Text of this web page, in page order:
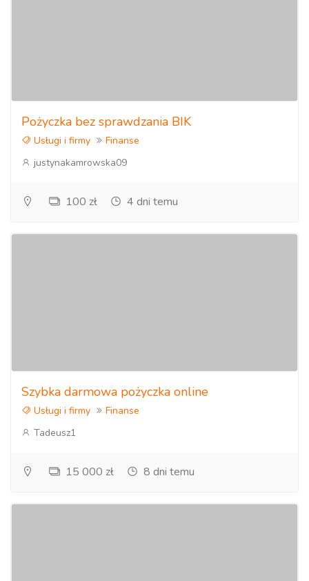
Pożyczka bez sprawdzania BIK
Usługi i firmy
Finanse
justynakamrowska09
100 zł 4 dni temu
Szybka darmowa pożyczka online
Usługi i firmy
Finanse
Tadeusz1
15 000 zł 8 dni temu